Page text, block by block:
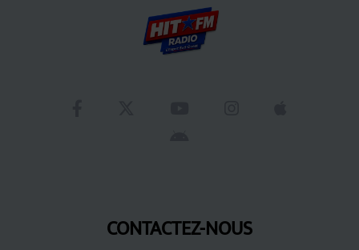
CONTACTEZ-NOUS